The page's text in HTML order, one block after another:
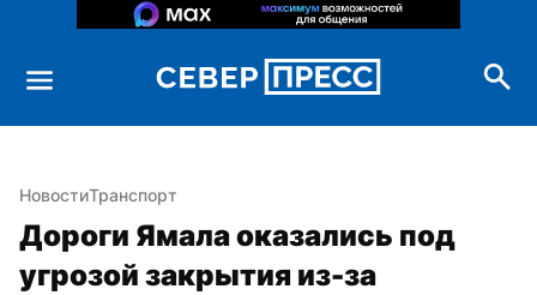
НовостиТранспорт
Дороги Ямала оказались под
угрозой закрытия из-за